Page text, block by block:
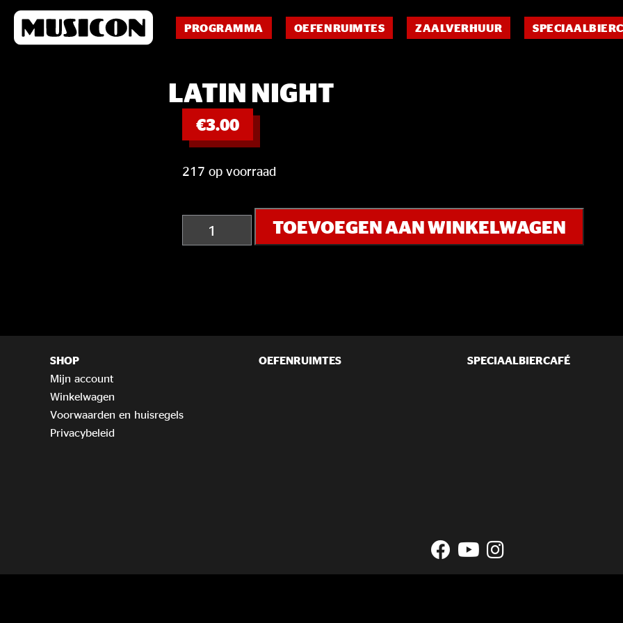
PROGRAMMA OEFENRUIMTES ZAALVERHUUR
LATIN NIGHT
€3.00
217 op voorraad
Latin
night
TOEVOEGEN AAN WINKELWAGEN
SHOP
Mijn account
Winkelwagen
Voorwaarden en huisregels
Privacybeleid
OEFENRUIMTES SPECIAALBIERCAFÉ